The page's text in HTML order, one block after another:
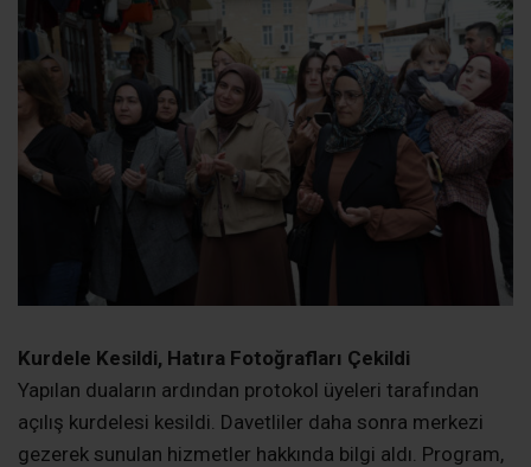
Kurdele Kesildi, Hatıra Fotoğrafları Çekildi
Yapılan duaların ardından protokol üyeleri tarafından
açılış kurdelesi kesildi. Davetliler daha sonra merkezi
gezerek sunulan hizmetler hakkında bilgi aldı. Program,